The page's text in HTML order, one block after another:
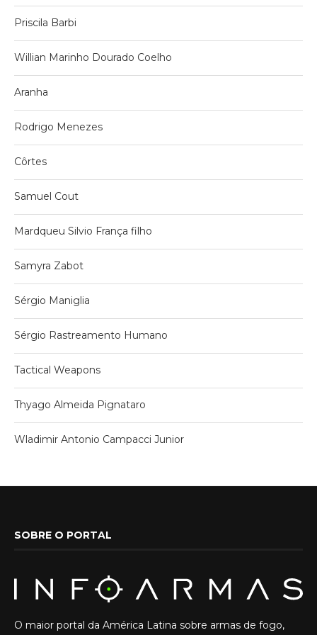
Priscila Barbi
Willian Marinho Dourado Coelho
Aranha
Rodrigo Menezes
Côrtes
Samuel Cout
Mardqueu Silvio França filho
Samyra Zabot
Sérgio Maniglia
Sérgio Rastreamento Humano
Tactical Weapons
Thyago Almeida Pignataro
Wladimir Antonio Campacci Junior
SOBRE O PORTAL
O maior portal da América Latina sobre armas de fogo,